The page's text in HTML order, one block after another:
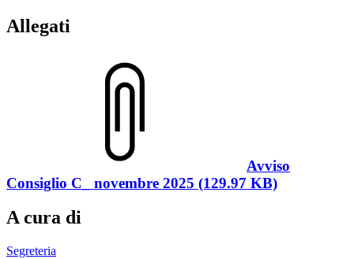
Allegati
Avviso
Consiglio C_ novembre 2025 (129.97 KB)
A cura di
Segreteria